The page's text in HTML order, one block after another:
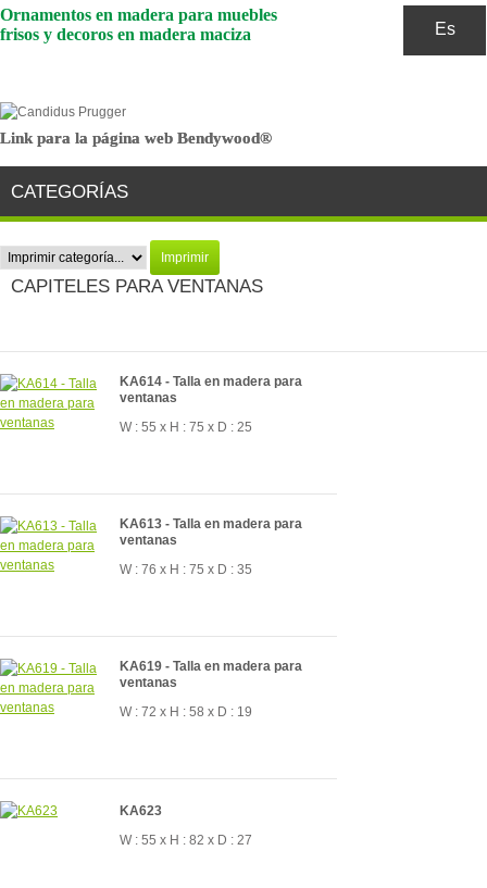
Es
Ornamentos en madera para muebles
frisos y decoros en madera maciza
Link para la página web Bendywood®
Link para la página web Bendywood®
CATEGORÍAS
Imprimir
CAPITELES PARA VENTANAS
KA614 - Talla en madera para
ventanas
W : 55 x H : 75 x D : 25
KA613 - Talla en madera para
ventanas
W : 76 x H : 75 x D : 35
KA619 - Talla en madera para
ventanas
W : 72 x H : 58 x D : 19
KA623
W : 55 x H : 82 x D : 27